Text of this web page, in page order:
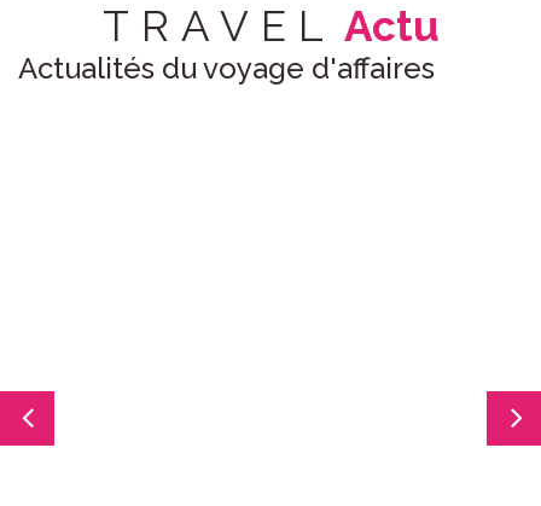
TRAVEL Actu
Actualités du voyage d'affaires